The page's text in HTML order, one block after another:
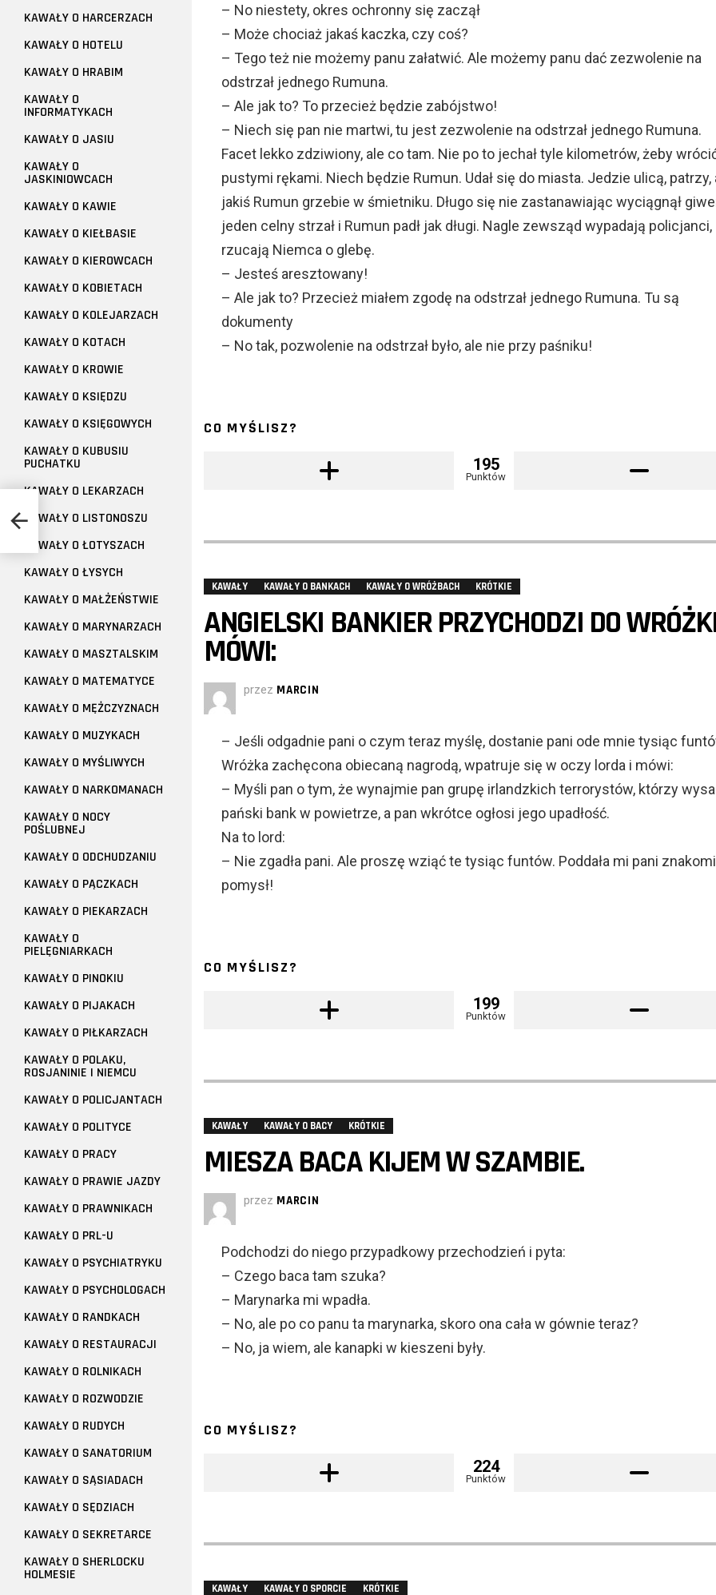
– No niestety, okres ochronny się zaczął
– Może chociaż jakaś kaczka, czy coś?
– Tego też nie możemy panu załatwić. Ale możemy panu dać zezwolenie na
odstrzał jednego Rumuna.
– Ale jak to? To przecież będzie zabójstwo!
– Niech się pan nie martwi, tu jest zezwolenie na odstrzał jednego Rumuna.
Facet lekko zdziwiony, ale co tam. Nie po to jechał tyle kilometrów, żeby
pustymi rękami. Niech będzie Rumun. Udał się do miasta. Jedzie ulicą, patrzy,
jakiś Rumun grzebie w śmietniku. Długo się nie zastanawiając wyciągnął
jeden celny strzał i Rumun padł jak długi. Nagle zewsząd wypadają policjanci,
rzucają Niemca o glebę.
– Jesteś aresztowany!
– Ale jak to? Przecież miałem zgodę na odstrzał jednego Rumuna. Tu są
dokumenty
– No tak, pozwolenie na odstrzał było, ale nie przy paśniku!
CO MYŚLISZ?
195
Punktów
KAWAŁY KAWAŁY O BANKACH KAWAŁY O WRÓŻBACH KRÓTKIE
ANGIELSKI BANKIER PRZYCHODZI DO
MÓWI:
przez MARCIN
– Jeśli odgadnie pani o czym teraz myślę, dostanie pani ode mnie tysiąc
Wróżka zachęcona obiecaną nagrodą, wpatruje się w oczy lorda i mówi:
– Myśli pan o tym, że wynajmie pan grupę irlandzkich terrorystów, którzy
pański bank w powietrze, a pan wkrótce ogłosi jego upadłość.
Na to lord:
– Nie zgadła pani. Ale proszę wziąć te tysiąc funtów. Poddała mi pani
pomysł!
CO MYŚLISZ?
199
Punktów
KAWAŁY KAWAŁY O BACY KRÓTKIE
MIESZA BACA KIJEM W SZAMBIE.
przez MARCIN
Podchodzi do niego przypadkowy przechodzień i pyta:
– Czego baca tam szuka?
– Marynarka mi wpadła.
– No, ale po co panu ta marynarka, skoro ona cała w gównie teraz?
– No, ja wiem, ale kanapki w kieszeni były.
CO MYŚLISZ?
224
Punktów
KAWAŁY KAWAŁY O SPORCIE KRÓTKIE
KAWAŁY O HARCERZACH
KAWAŁY O HOTELU
KAWAŁY O HRABIM
KAWAŁY O
INFORMATYKACH
KAWAŁY O JASIU
KAWAŁY O
JASKINIOWCACH
KAWAŁY O KAWIE
KAWAŁY O KIEŁBASIE
KAWAŁY O KIEROWCACH
KAWAŁY O KOBIETACH
KAWAŁY O KOLEJARZACH
KAWAŁY O KOTACH
KAWAŁY O KROWIE
KAWAŁY O KSIĘDZU
KAWAŁY O KSIĘGOWYCH
KAWAŁY O KUBUSIU
PUCHATKU
KAWAŁY O LEKARZACH
KAWAŁY O LISTONOSZU
KAWAŁY O ŁOTYSZACH
KAWAŁY O ŁYSYCH
KAWAŁY O MAŁŻEŃSTWIE
KAWAŁY O MARYNARZACH
KAWAŁY O MASZTALSKIM
KAWAŁY O MATEMATYCE
KAWAŁY O MĘŻCZYZNACH
KAWAŁY O MUZYKACH
KAWAŁY O MYŚLIWYCH
KAWAŁY O NARKOMANACH
KAWAŁY O NOCY
POŚLUBNEJ
KAWAŁY O ODCHUDZANIU
KAWAŁY O PĄCZKACH
KAWAŁY O PIEKARZACH
KAWAŁY O
PIELĘGNIARKACH
KAWAŁY O PINOKIU
KAWAŁY O PIJAKACH
KAWAŁY O PIŁKARZACH
KAWAŁY O POLAKU,
ROSJANINIE I NIEMCU
KAWAŁY O POLICJANTACH
KAWAŁY O POLITYCE
KAWAŁY O PRACY
KAWAŁY O PRAWIE JAZDY
KAWAŁY O PRAWNIKACH
KAWAŁY O PRL-U
KAWAŁY O PSYCHIATRYKU
KAWAŁY O PSYCHOLOGACH
KAWAŁY O RANDKACH
KAWAŁY O RESTAURACJI
KAWAŁY O ROLNIKACH
KAWAŁY O ROZWODZIE
KAWAŁY O RUDYCH
KAWAŁY O SANATORIUM
KAWAŁY O SĄSIADACH
KAWAŁY O SĘDZIACH
KAWAŁY O SEKRETARCE
KAWAŁY O SHERLOCKU
HOLMESIE